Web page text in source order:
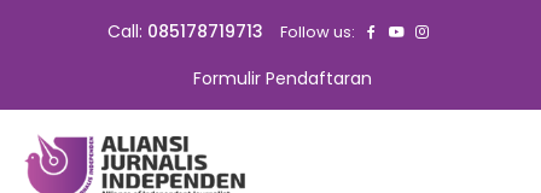
Call: 085178719713 Follow us:
Formulir Pendaftaran